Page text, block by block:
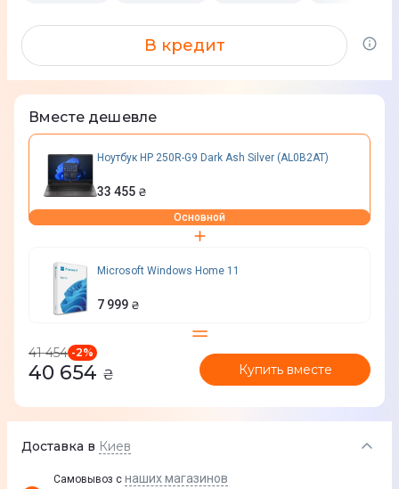
В кредит
Вместе дешевле
Ноутбук HP 250R-G9 Dark Ash Silver (AL0B2AT)
33 455 ₴
Основной
Microsoft Windows Home 11
7 999 ₴
41 454 -2%
40 654 ₴ Купить вместе
Доставка в Киев
Самовывоз с наших магазинов